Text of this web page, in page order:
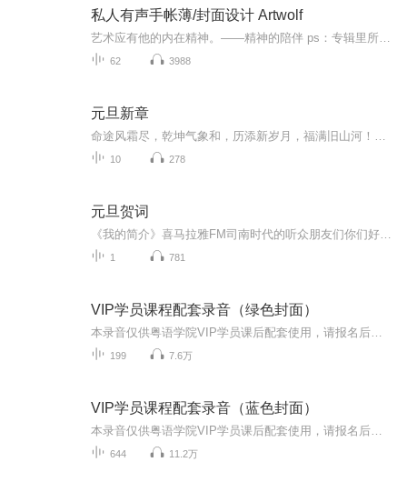
私人有声手帐薄/封面设计 Artwolf
62 3988
元旦新章
10 278
元旦贺词
1 781
VIP学员课程配套录音（绿色封面）
199 7.6万
VIP学员课程配套录音（蓝色封面）
644 11.2万